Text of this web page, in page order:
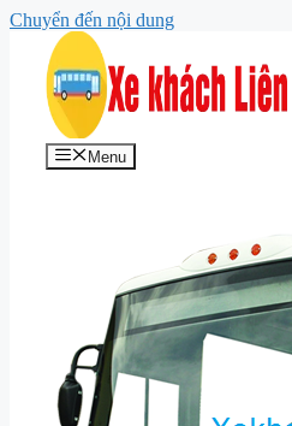
Chuyển đến nội dung
Menu